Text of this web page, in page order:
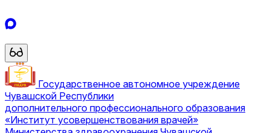
Государственное автономное учреждение
Чувашской Республики
дополнительного профессионального образования
«Институт усовершенствования врачей»